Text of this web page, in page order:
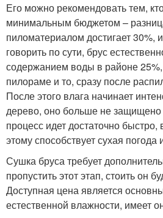
Его можно рекомендовать тем,
минимальным бюджетом –
пиломатериалом достигает 30%,
говорить по сути, брус
содержанием воды в районе
пилораме и то, сразу после
После этого влага начинает
дерево, оно больше не
процесс идет достаточно быстро,
этому способствует сухая
Сушка бруса требует
пропустить этот этап, стоить он
Доступная цена является
естественной влажности, имеет